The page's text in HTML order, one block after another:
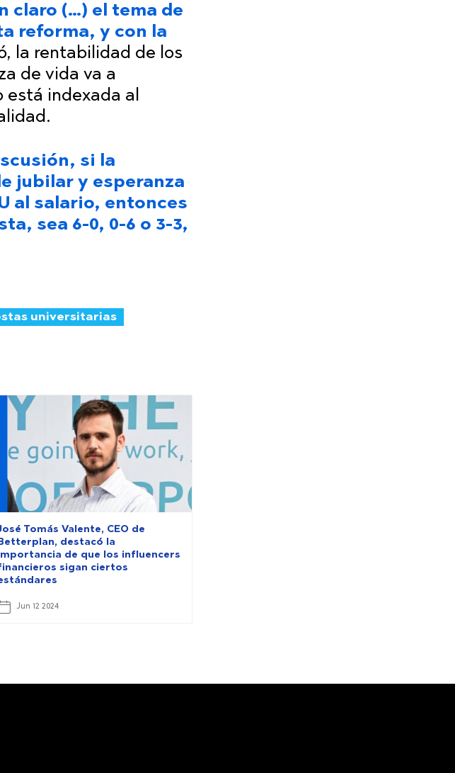
claro (…) el tema de
reforma, y con la
la rentabilidad de los
de vida va a
está indexada al
si la
jubilar y esperanza
al salario, entonces
sea 6-0, 0-6 o 3-3,
universitarias
Tomás Valente, CEO de
destacó la
de que los influencers
sigan ciertos
Jun 12 2024